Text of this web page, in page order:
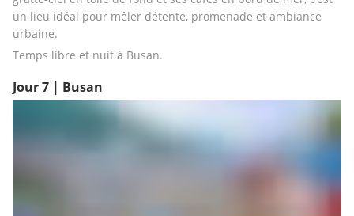
un lieu idéal pour mêler détente, promenade et ambiance
urbaine.
Temps libre et nuit à Busan.
Jour 7 | Busan